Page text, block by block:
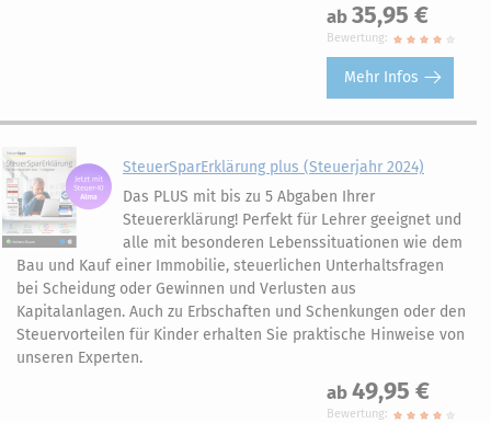
ab 35,95 €
Bewertung:
Mehr Infos
SteuerSparErklärung plus (Steuerjahr 2024)
Das PLUS mit bis zu 5 Abgaben Ihrer
Steuererklärung! Perfekt für Lehrer geeignet und
alle mit besonderen Lebenssituationen wie dem
Bau und Kauf einer Immobilie, steuerlichen Unterhaltsfragen
bei Scheidung oder Gewinnen und Verlusten aus
Kapitalanlagen. Auch zu Erbschaften und Schenkungen oder den
Steuervorteilen für Kinder erhalten Sie praktische Hinweise von
unseren Experten.
ab 49,95 €
Bewertung: